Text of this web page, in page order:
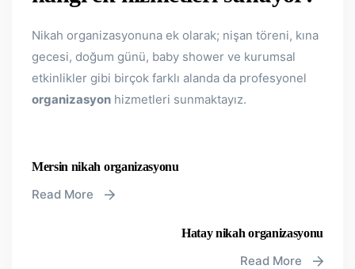
Nikah organizasyonuna ek olarak; nişan töreni, kına
gecesi, doğum günü, baby shower ve kurumsal
etkinlikler gibi birçok farklı alanda da profesyonel
organizasyon hizmetleri sunmaktayız.
Mersin nikah organizasyonu
Read More
Hatay nikah organizasyonu
Read More